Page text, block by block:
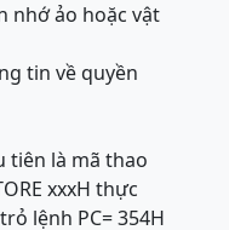
nhớ ảo hoặc vật
tin về quyền
tiên là mã thao
xxxH thực
lệnh PC= 354H